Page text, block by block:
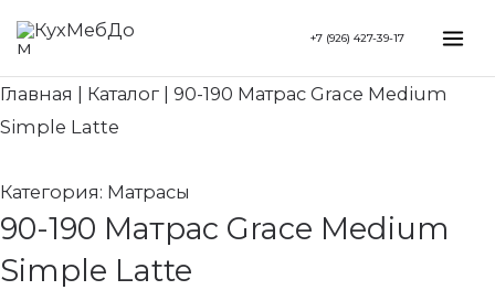
Перейти
содержимому
+7 (926) 427-39-17
Главная Каталог
90-190 Матрас Grace Medium
Simple Latte
Категория: Матрасы
90-190 Матрас Grace Medium
Simple Latte
Первоначальная
составляла
31
Search...